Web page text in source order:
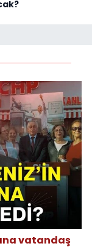
vatandaş